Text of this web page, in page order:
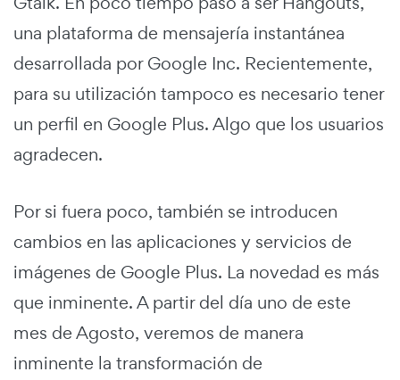
una plataforma de mensajería instantánea
desarrollada por Google Inc. Recientemente,
para su utilización tampoco es necesario tener
un perfil en Google Plus. Algo que los usuarios
agradecen.
Por si fuera poco, también se introducen
cambios en las aplicaciones y servicios de
imágenes de Google Plus. La novedad es más
que inminente. A partir del día uno de este
mes de Agosto, veremos de manera
inminente la transformación de